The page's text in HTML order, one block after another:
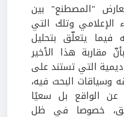
"المصطنع" بين
الإعلامي وتلك التي
فيما يتعلّق بتحليل
مقاربة هذا الأخير
التي تستند على
وسياقات البحث فيه،
عن الواقع بل سعيًا
خصوصا في ظل